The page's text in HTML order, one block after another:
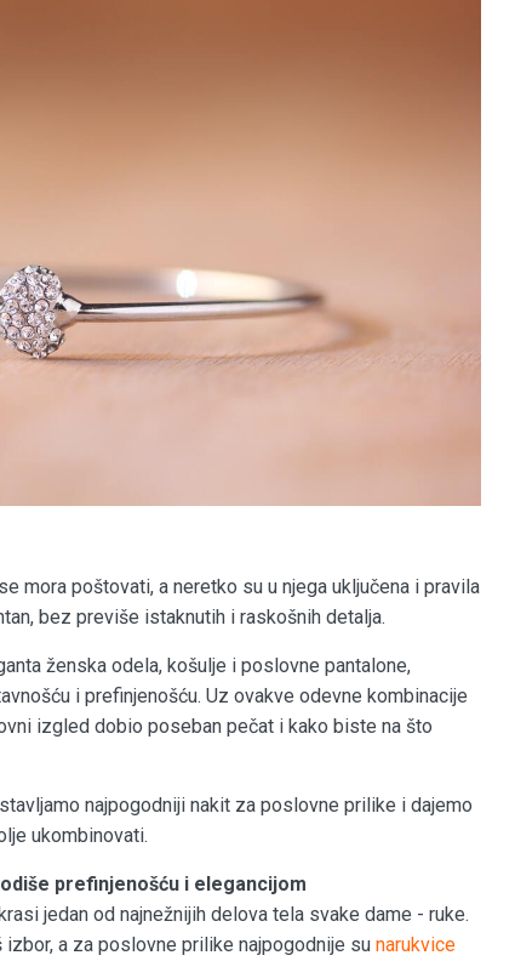
mora poštovati, a neretko su u njega uključena i pravila
bez previše istaknutih i raskošnih detalja.
ženska odela, košulje i poslovne pantalone,
i prefinjenošću. Uz ovakve odevne kombinacije
izgled dobio poseban pečat i kako biste na što
najpogodniji nakit za poslovne prilike i dajemo
ukombinovati.
prefinjenošću i elegancijom
jedan od najnežnijih delova tela svake dame - ruke.
a za poslovne prilike najpogodnije su narukvice